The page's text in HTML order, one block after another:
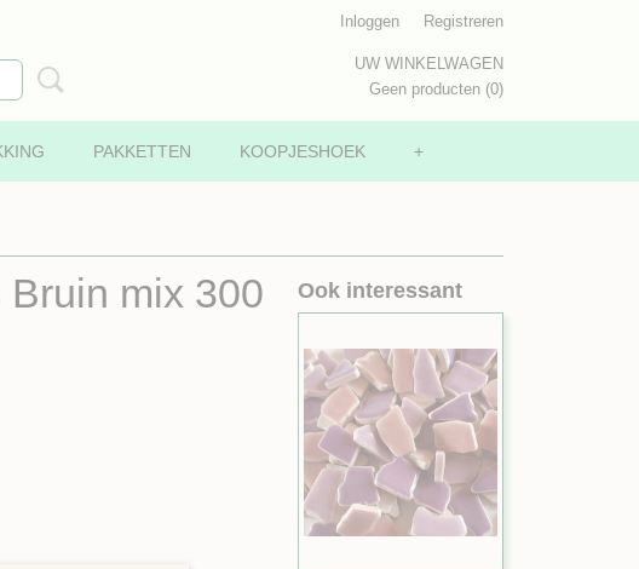
Inloggen Registreren
UW WINKELWAGEN
Geen producten (0)
PAKKETTEN KOOPJESHOEK +
mix 300 Ook interessant